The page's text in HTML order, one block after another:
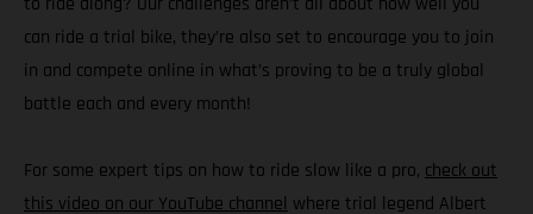
can ride a trial bike, they’re also set to encourage you to join
in and compete online in what’s proving to be a truly global
battle each and every month!
For some expert tips on how to ride slow like a pro, check out
this video on our YouTube channel where trial legend Albert